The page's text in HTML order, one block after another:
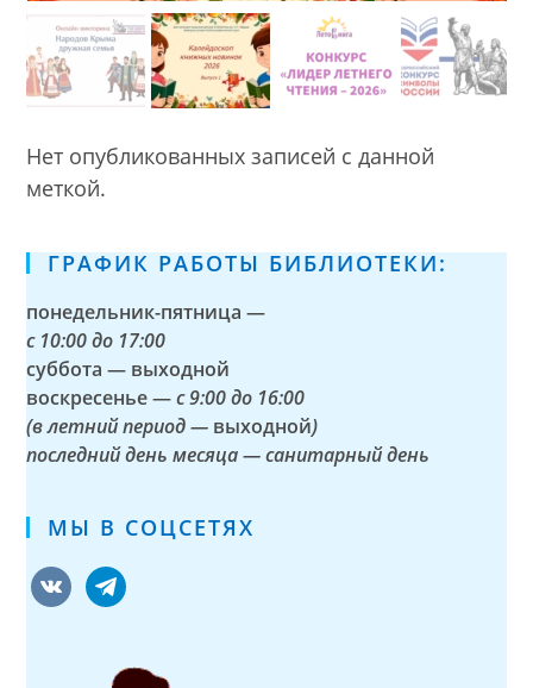
Нет опубликованных записей с данной
меткой.
ГРАФИК РАБОТЫ БИБЛИОТЕКИ:
понедельник-пятница —
с 10:00 до 17:00
суббота — выходной
воскресенье —с 9:00 до 16:00
(в летний период — выходной)
последний день месяца — санитарный день
МЫ В СОЦСЕТЯХ
vkontaktetelegram